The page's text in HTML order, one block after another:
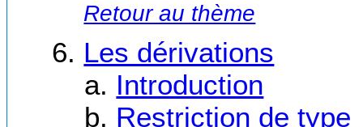
Retour au thème
Les dérivations
Introduction
Restriction de type